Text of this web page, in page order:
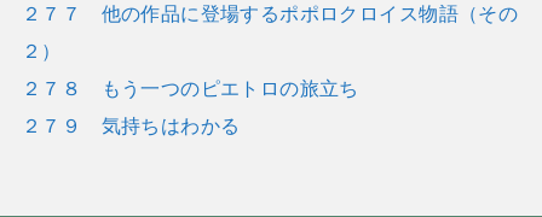
２７７ 他の作品に登場するポポロクロイス物語（その
２）
２７８ もう一つのピエトロの旅立ち
２７９ 気持ちはわかる